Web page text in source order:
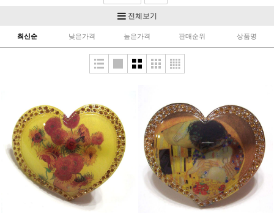
전체보기
최신순 낮은가격 높은가격 판매순위 상품명